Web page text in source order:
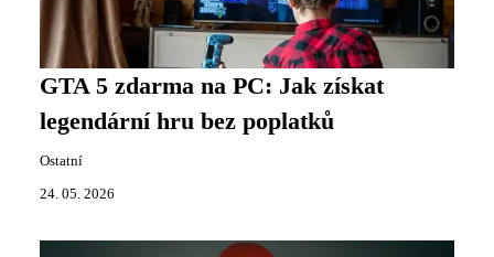
GTA 5 zdarma na PC: Jak získat
legendární hru bez poplatků
Ostatní
24. 05. 2026